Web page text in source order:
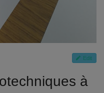
Edit
à